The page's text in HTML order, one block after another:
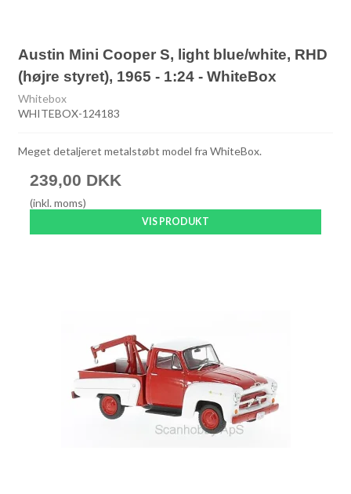
Austin Mini Cooper S, light blue/white, RHD
(højre styret), 1965 - 1:24 - WhiteBox
Whitebox
WHITEBOX-124183
Meget detaljeret metalstøbt model fra WhiteBox.
239,00 DKK
(inkl. moms)
VIS PRODUKT